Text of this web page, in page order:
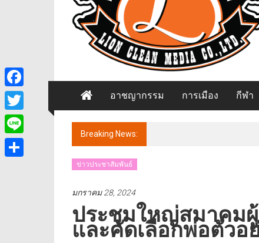
ฟรี
แลน
เซอร์
อาชญากรรม การเมือง กีฬา
Breaking News:
ข่าวประชาสัมพันธ์
มกราคม 28, 2024
ประชุมใหญ่สมาคม
และคัดเลือกพ่อตัวอ
Facebook
Twitter
Line